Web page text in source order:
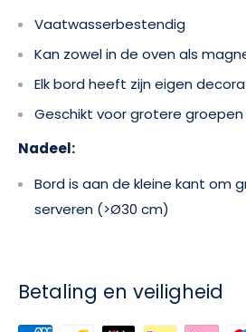
Vaatwasserbestendig
Kan zowel in de oven als
Elk bord heeft zijn eigen
Geschikt voor grotere groepen
Nadeel:
Bord is aan de kleine kant om
serveren (>Ø30 cm)
Betaling en veiligheid